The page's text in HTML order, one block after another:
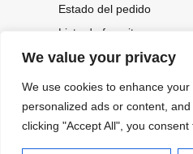
We value your privacy
We use cookies to enhance
personalized ads or content,
clicking "Accept All", you consent
Estado del pedido
Lista de favoritos
CONOCE NUESTRAS
OFERTAS...